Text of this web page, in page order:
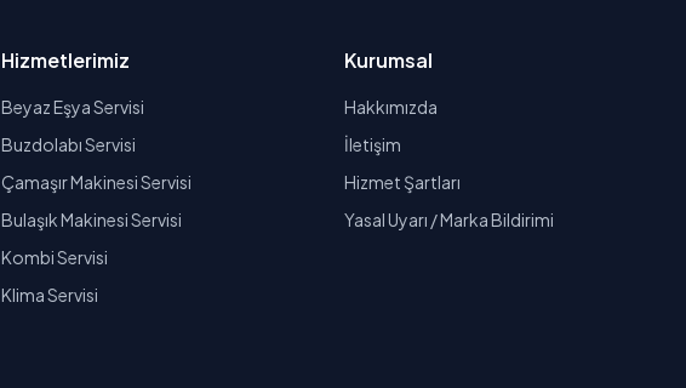
Hizmetlerimiz
Beyaz Eşya Servisi
Buzdolabı Servisi
Çamaşır Makinesi Servisi
Bulaşık Makinesi Servisi
Kombi Servisi
Klima Servisi
Kurumsal
Hakkımızda
İletişim
Hizmet Şartları
Yasal Uyarı / Marka Bildirimi